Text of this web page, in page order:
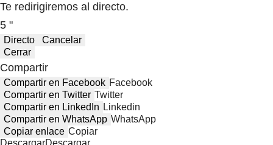
Te redirigiremos al directo.
5 "
Directo
Cancelar
Cerrar
Compartir
Compartir en Facebook Facebook
Compartir en Twitter Twitter
Compartir en LinkedIn Linkedin
Compartir en WhatsApp WhatsApp
Copiar enlace Copiar